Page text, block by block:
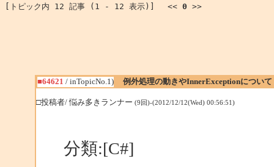
[トピック内 12 記事 (1 - 12 表示)] << 0 >>
■64621 / inTopicNo.1) 例外処理の動きやInnerExceptionについて
□投稿者/ 悩み多きランナー (9回)-(2012/12/12(Wed) 00:56:51)
分類:[C#]